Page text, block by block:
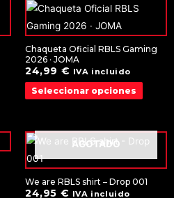
Chaqueta Oficial RBLS Gaming
2026 · JOMA
24,99 € IVA incluido
Seleccionar opciones
AGOTADO
We are RBLS shirt – Drop 001
24,95 € IVA incluido